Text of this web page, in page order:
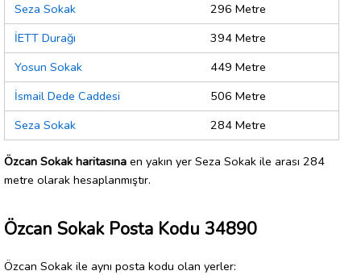
Seza Sokak
296 Metre
İETT Durağı
394 Metre
Yosun Sokak
449 Metre
İsmail Dede Caddesi
506 Metre
Seza Sokak
284 Metre
Özcan Sokak haritasına en yakın yer Seza Sokak ile arası 284
metre olarak hesaplanmıştır.
Özcan Sokak Posta Kodu 34890
Özcan Sokak ile aynı posta kodu olan yerler: